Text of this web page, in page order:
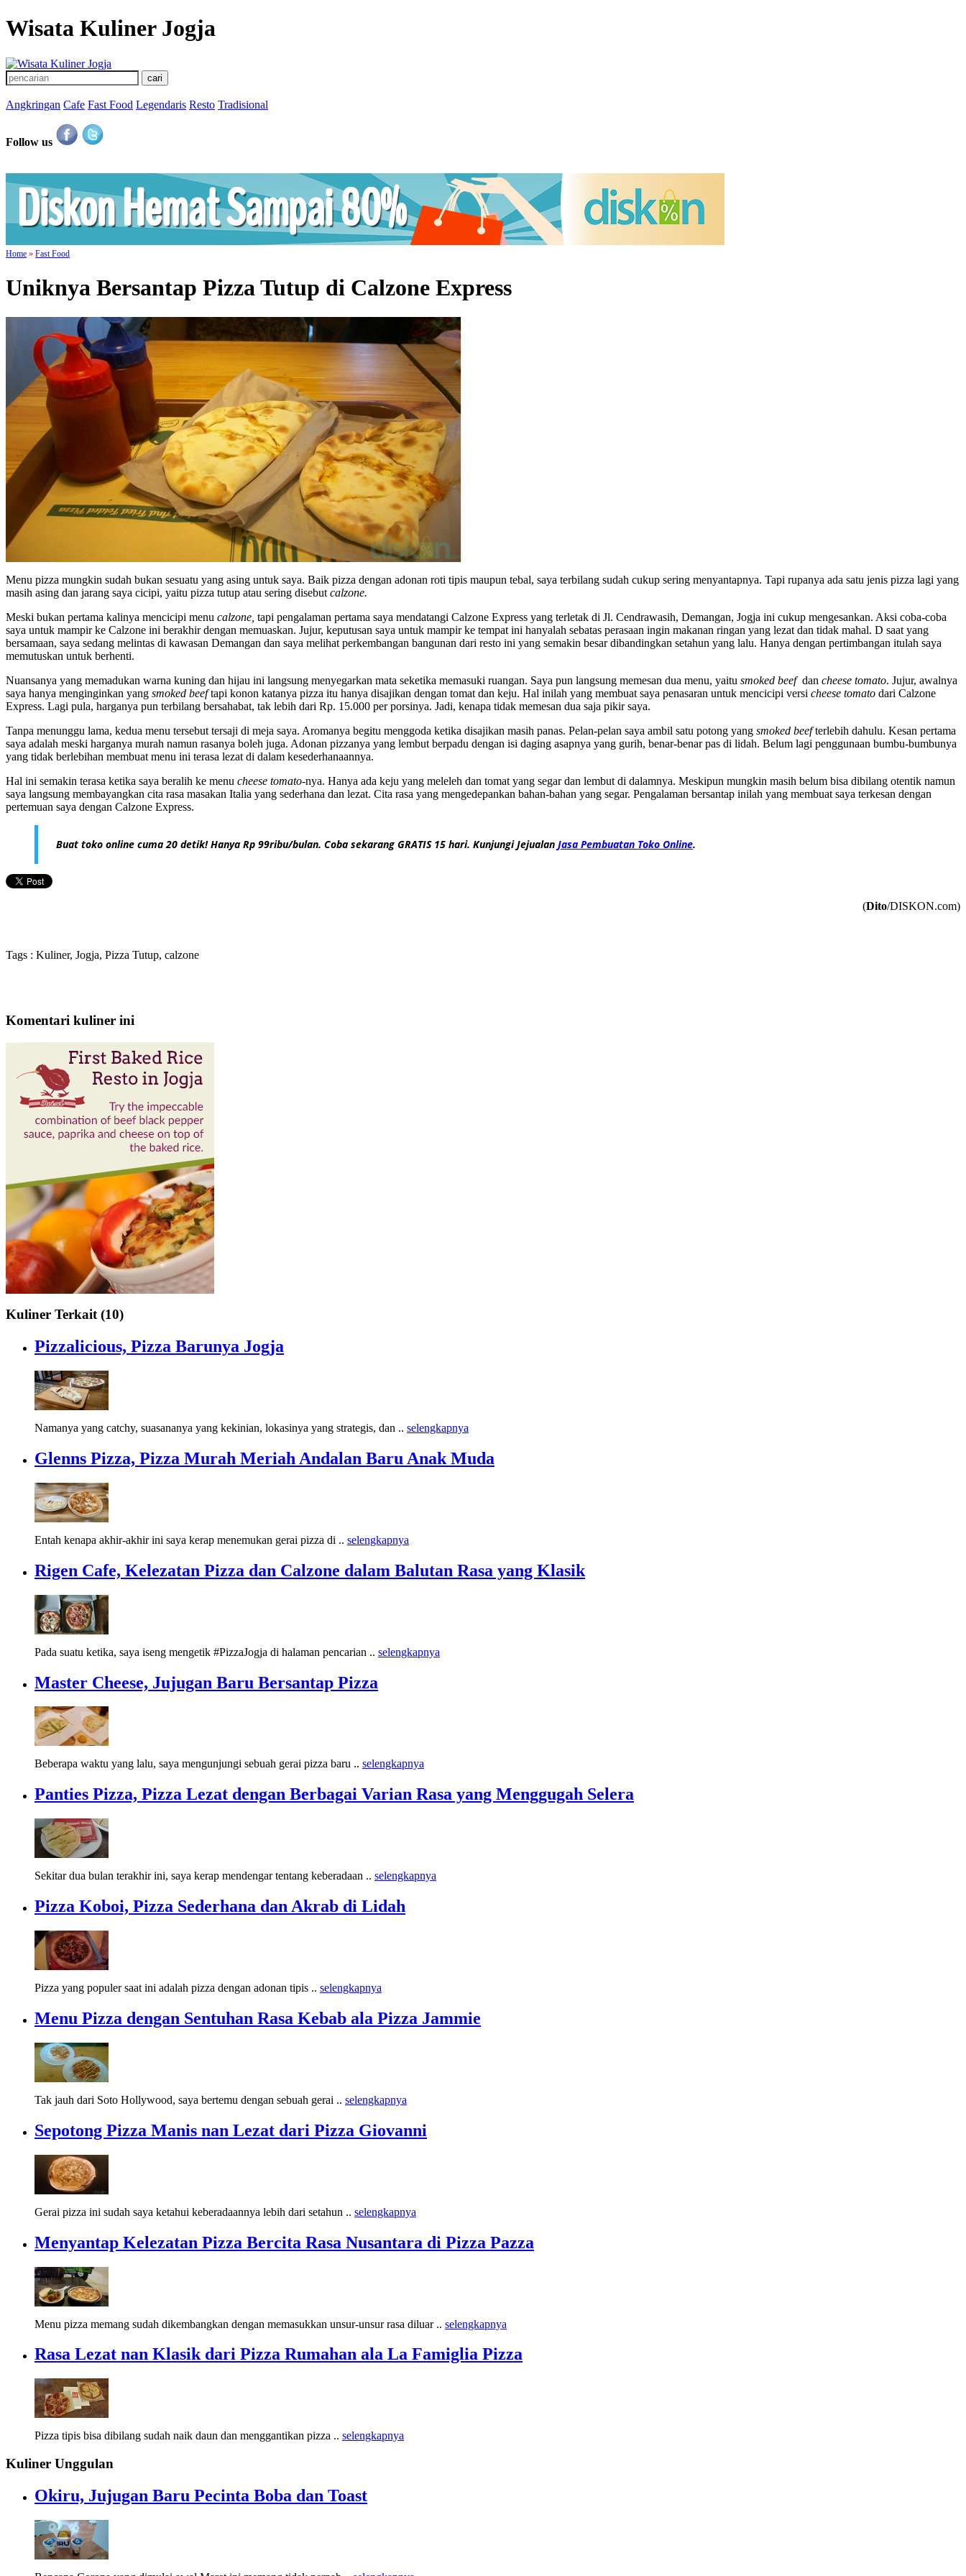
Wisata Kuliner Jogja
Angkringan Cafe Fast Food Legendaris Resto Tradisional
Follow us
Home » Fast Food
Uniknya Bersantap Pizza Tutup di Calzone Express
Menu pizza mungkin sudah bukan sesuatu yang asing untuk saya. Baik pizza dengan adonan roti tipis maupun tebal, saya terbilang sudah cukup sering menyantapnya. Tapi rupanya ada satu jenis pizza lagi yang
masih asing dan jarang saya cicipi, yaitu pizza tutup atau sering disebut calzone.
Meski bukan pertama kalinya mencicipi menu calzone, tapi pengalaman pertama saya mendatangi Calzone Express yang terletak di Jl. Cendrawasih, Demangan, Jogja ini cukup mengesankan. Aksi coba-coba
saya untuk mampir ke Calzone ini berakhir dengan memuaskan. Jujur, keputusan saya untuk mampir ke tempat ini hanyalah sebatas perasaan ingin makanan ringan yang lezat dan tidak mahal. D saat yang
bersamaan, saya sedang melintas di kawasan Demangan dan saya melihat perkembangan bangunan dari resto ini yang semakin besar dibandingkan setahun yang lalu. Hanya dengan pertimbangan itulah saya
memutuskan untuk berhenti.
Nuansanya yang memadukan warna kuning dan hijau ini langsung menyegarkan mata seketika memasuki ruangan. Saya pun langsung memesan dua menu, yaitu smoked beef dan cheese tomato. Jujur, awalnya
saya hanya menginginkan yang smoked beeftapi konon katanya pizza itu hanya disajikan dengan tomat dan keju. Hal inilah yang membuat saya penasaran untuk mencicipi versi cheese tomato dari Calzone
Express. Lagi pula, harganya pun terbilang bersahabat, tak lebih dari Rp. 15.000 per porsinya. Jadi, kenapa tidak memesan dua saja pikir saya.
Tanpa menunggu lama, kedua menu tersebut tersaji di meja saya. Aromanya begitu menggoda ketika disajikan masih panas. Pelan-pelan saya ambil satu potong yang smoked beefterlebih dahulu. Kesan pertama
saya adalah meski harganya murah namun rasanya boleh juga. Adonan pizzanya yang lembut berpadu dengan isi daging asapnya yang gurih, benar-benar pas di lidah. Belum lagi penggunaan bumbu-bumbunya
yang tidak berlebihan membuat menu ini terasa lezat di dalam kesederhanaannya.
Hal ini semakin terasa ketika saya beralih ke menu cheese tomato-nya. Hanya ada keju yang meleleh dan tomat yang segar dan lembut di dalamnya. Meskipun mungkin masih belum bisa dibilang otentik namun
saya langsung membayangkan cita rasa masakan Italia yang sederhana dan lezat. Cita rasa yang mengedepankan bahan-bahan yang segar. Pengalaman bersantap inilah yang membuat saya terkesan dengan
pertemuan saya dengan Calzone Express.
Buat toko online cuma 20 detik! Hanya Rp 99ribu/bulan. Coba sekarang GRATIS 15 hari. Kunjungi Jejualan Jasa Pembuatan Toko Online.
(Dito/DISKON.com)
Tags : Kuliner, Jogja, Pizza Tutup, calzone
Komentari kuliner ini
Kuliner Terkait (10)
Pizzalicious, Pizza Barunya Jogja
Namanya yang catchy, suasananya yang kekinian, lokasinya yang strategis, dan .. selengkapnya
Glenns Pizza, Pizza Murah Meriah Andalan Baru Anak Muda
Entah kenapa akhir-akhir ini saya kerap menemukan gerai pizza di .. selengkapnya
Rigen Cafe, Kelezatan Pizza dan Calzone dalam Balutan Rasa yang Klasik
Pada suatu ketika, saya iseng mengetik #PizzaJogja di halaman pencarian .. selengkapnya
Master Cheese, Jujugan Baru Bersantap Pizza
Beberapa waktu yang lalu, saya mengunjungi sebuah gerai pizza baru .. selengkapnya
Panties Pizza, Pizza Lezat dengan Berbagai Varian Rasa yang Menggugah Selera
Sekitar dua bulan terakhir ini, saya kerap mendengar tentang keberadaan .. selengkapnya
Pizza Koboi, Pizza Sederhana dan Akrab di Lidah
Pizza yang populer saat ini adalah pizza dengan adonan tipis .. selengkapnya
Menu Pizza dengan Sentuhan Rasa Kebab ala Pizza Jammie
Tak jauh dari Soto Hollywood, saya bertemu dengan sebuah gerai .. selengkapnya
Sepotong Pizza Manis nan Lezat dari Pizza Giovanni
Gerai pizza ini sudah saya ketahui keberadaannya lebih dari setahun .. selengkapnya
Menyantap Kelezatan Pizza Bercita Rasa Nusantara di Pizza Pazza
Menu pizza memang sudah dikembangkan dengan memasukkan unsur-unsur rasa diluar .. selengkapnya
Rasa Lezat nan Klasik dari Pizza Rumahan ala La Famiglia Pizza
Pizza tipis bisa dibilang sudah naik daun dan menggantikan pizza .. selengkapnya
Kuliner Unggulan
Okiru, Jujugan Baru Pecinta Boba dan Toast